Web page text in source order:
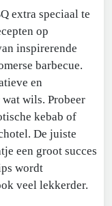
extra speciaal te
op
inspirerende
barbecue.
en
wils. Probeer
kebab of
De juiste
een groot succes
wordt
veel lekkerder.